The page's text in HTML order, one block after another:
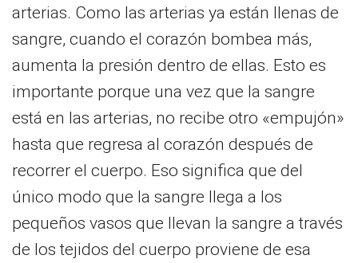
arterias. Como las arterias ya están llenas de
sangre, cuando el corazón bombea más,
aumenta la presión dentro de ellas. Esto es
importante porque una vez que la sangre
está en las arterias, no recibe otro «empujón»
hasta que regresa al corazón después de
recorrer el cuerpo. Eso significa que del
único modo que la sangre llega a los
pequeños vasos que llevan la sangre a través
de los tejidos del cuerpo proviene de esa